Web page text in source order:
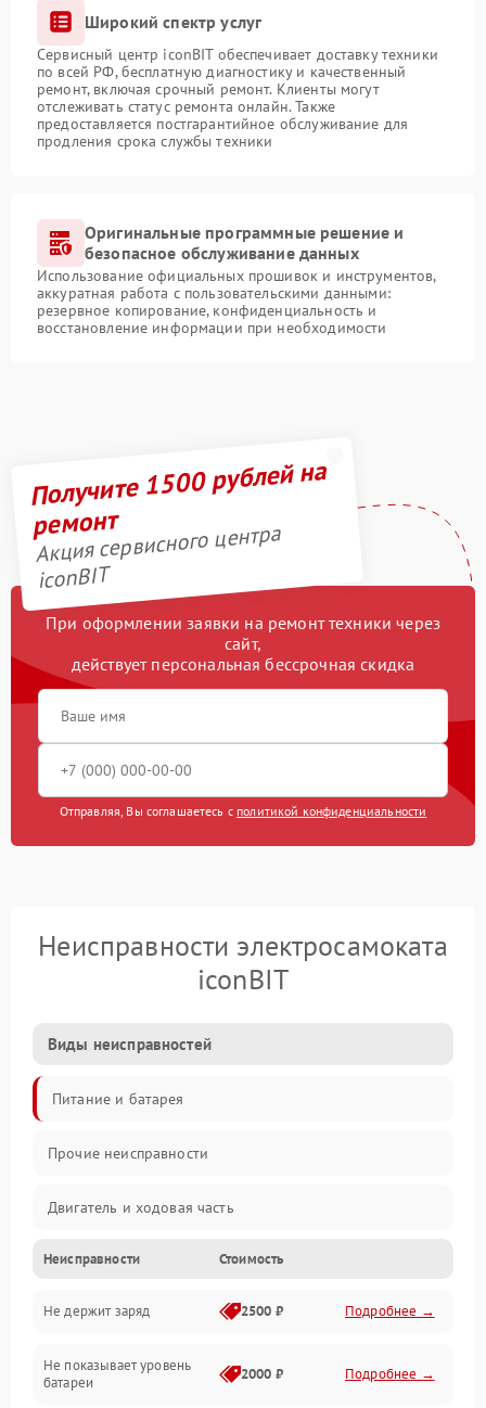
Широкий спектр услуг
Сервисный центр iconBIT обеспечивает доставку техники
по всей РФ, бесплатную диагностику и качественный
ремонт, включая срочный ремонт. Клиенты могут
отслеживать статус ремонта онлайн. Также
предоставляется постгарантийное обслуживание для
продления срока службы техники
Оригинальные программные решение и
безопасное обслуживание данных
Использование официальных прошивок и инструментов,
аккуратная работа с пользовательскими данными:
резервное копирование, конфиденциальность и
восстановление информации при необходимости
Получите 1500 рублей на
ремонт
Акция сервисного центра
iconBIT
При оформлении заявки на ремонт техники через
сайт,
действует персональная бессрочная скидка
Отправляя, Вы соглашаетесь с политикой конфиденциальности
Неисправности электросамоката
iconBIT
Виды неисправностей
Питание и батарея
Прочие неисправности
Двигатель и ходовая часть
Тормоза и безопасность
Подвеска и колеса
Электроника и управление
Неисправности Стоимость
Не держит заряд 2500 ₽ Подробнее →
Не показывает уровень
батареи
2000 ₽ Подробнее →